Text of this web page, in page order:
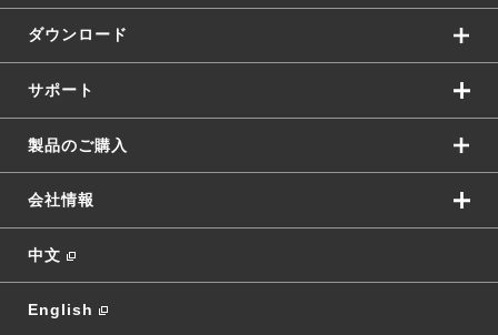
ダウンロード
サポート
製品のご購入
会社情報
中文
English